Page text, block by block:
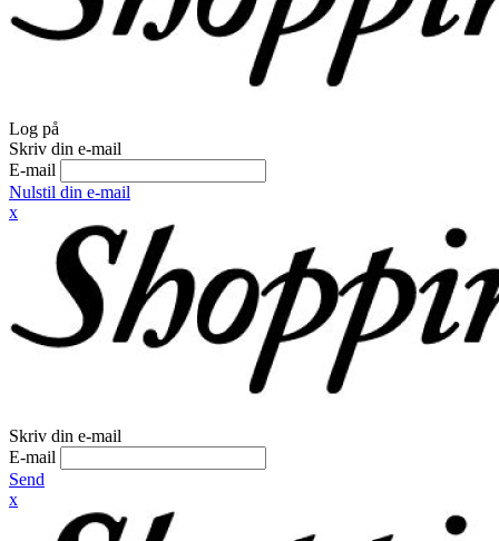
Log på
Skriv din e-mail
E-mail
Nulstil din e-mail
x
Skriv din e-mail
E-mail
Send
x